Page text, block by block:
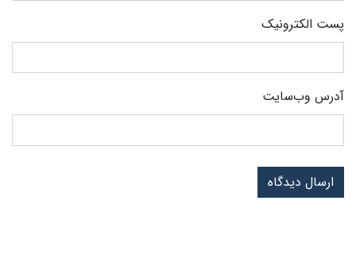
پست الکترونیک
آدرس وب‌سایت
ارسال دیدگاه